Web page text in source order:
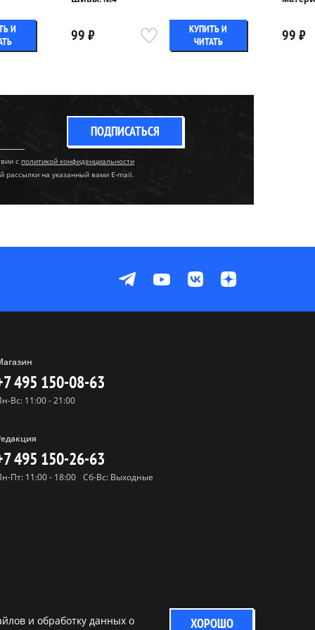
И
99 ₽
КУПИТЬ И
ЧИТАТЬ
99 ₽
ПОДПИСАТЬСЯ
с политикой конфиденциальности
рассылки на указанный вами E-mail.
495 150-08-63
Вс: 11:00 - 21:00
495 150-26-63
Пт: 11:00 - 18:00 Сб-Вс: Выходные
и обработку данных о ХОРОШО